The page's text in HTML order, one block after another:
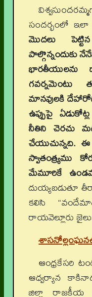
సందర్భంలో
మొదలు
పాల్గొన్నందుకు
భారతీయులను
గవర్నమెంటు
మానవులకి
ఉప్పుపై
నీతిని చెరచు
చేయుచున్నది. ఈ
స్వాతంత్ర్యము
మేమూరికే
దుయ్యబడుతూ
కలిసి
రాయవెల్లూరు
ఆంధ్రకేసరి
ఆధ్వర్యాన
జిల్లా రాజకీయ